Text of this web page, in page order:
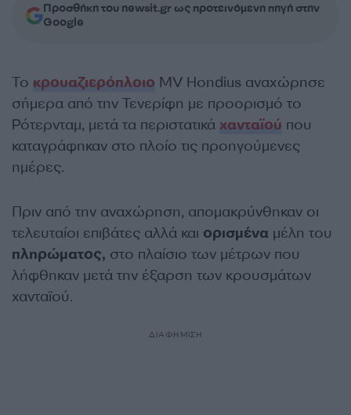
Προσθήκη του newsit.gr ως προτεινόμενη πηγή στην
Google
Το κρουαζιερόπλοιο MV Hondius αναχώρησε
σήμερα από την Τενερίφη με προορισμό το
Ρότερνταμ, μετά τα περιστατικά χανταϊού που
καταγράφηκαν στο πλοίο τις προηγούμενες
ημέρες.
Πριν από την αναχώρηση, απομακρύνθηκαν οι
τελευταίοι επιβάτες αλλά και ορισμένα μέλη του
πληρώματος, στο πλαίσιο των μέτρων που
λήφθηκαν μετά την έξαρση των κρουσμάτων
χανταϊού.
ΔΙΑΦΗΜΙΣΗ